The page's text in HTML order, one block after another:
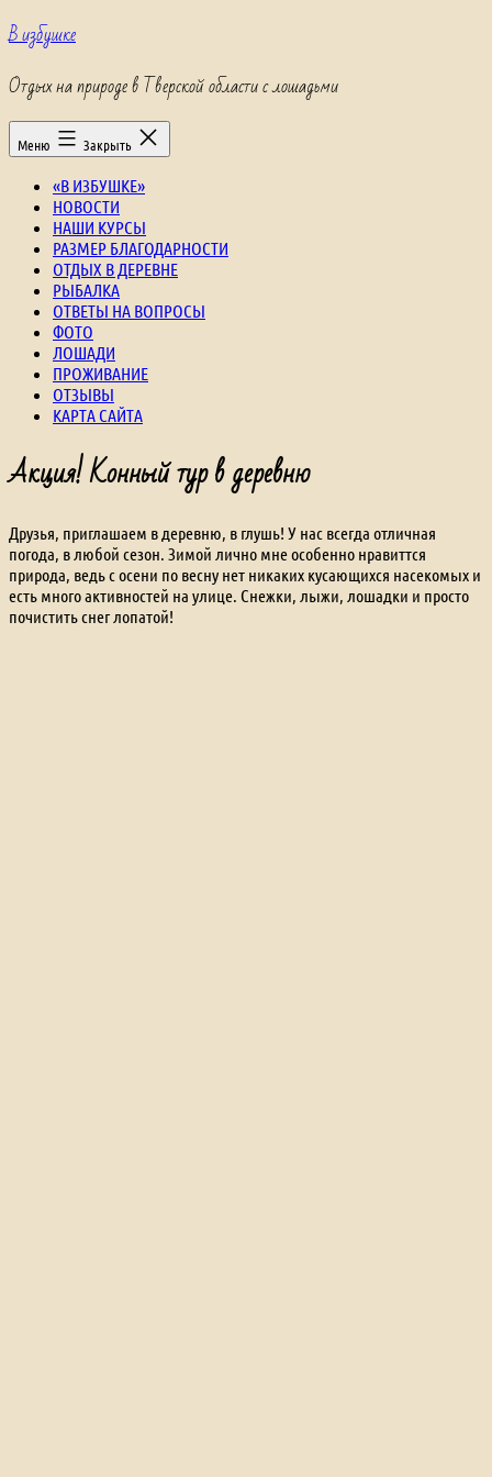
Перейти
к
В избушке
Отдых на природе в Тверской области с лошадьми
Меню Закрыть
«В ИЗБУШКЕ»
НОВОСТИ
НАШИ КУРСЫ
РАЗМЕР БЛАГОДАРНОСТИ
ОТДЫХ В ДЕРЕВНЕ
РЫБАЛКА
ОТВЕТЫ НА ВОПРОСЫ
ФОТО
ЛОШАДИ
ПРОЖИВАНИЕ
ОТЗЫВЫ
КАРТА САЙТА
Акция! Конный тур в деревню
Друзья, приглашаем в деревню, в глушь! У нас всегда отличная
погода, в любой сезон. Зимой лично мне особенно нравиттся
природа, ведь с осени по весну нет никаких кусающихся насекомых и
есть много активностей на улице. Снежки, лыжи, лошадки и просто
почистить снег лопатой!